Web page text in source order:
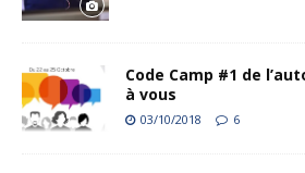
Code Camp #1 de
à vous
03/10/2018 6